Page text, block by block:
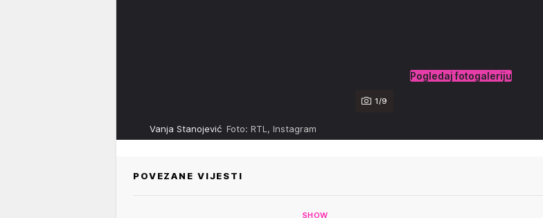
1/9
Pogledaj fotogaleriju
Vanja Stanojević Foto: RTL, Instagram
POVEZANE VIJESTI
SHOW